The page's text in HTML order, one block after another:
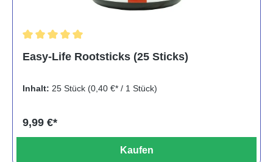
Easy-Life Rootsticks (25 Sticks)
Inhalt: 25 Stück (0,40 €* / 1 Stück)
9,99 €*
Kaufen